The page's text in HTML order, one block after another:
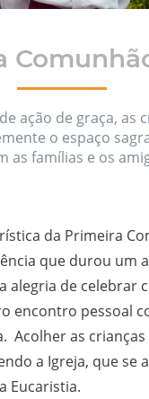
ação de graça, as
o espaço
as famílias e os
da Primeira
que durou um
alegria de celebrar
encontro pessoal
Acolher as
a Igreja, que se
Eucaristia.